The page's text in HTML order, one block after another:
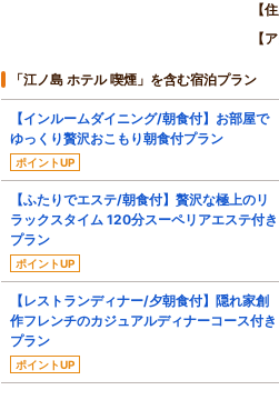
「江ノ島 ホテル 喫煙」を含む宿泊プラン
【インルームダイニング/朝食付】お部屋で
ゆっくり贅沢おこもり朝食付プラン
ポイントUP
【ふたりでエステ/朝食付】贅沢な極上のリ
ラックスタイム 120分スーペリアエステ付き
プラン
ポイントUP
【レストランディナー/夕朝食付】隠れ家創
作フレンチのカジュアルディナーコース付き
プラン
ポイントUP